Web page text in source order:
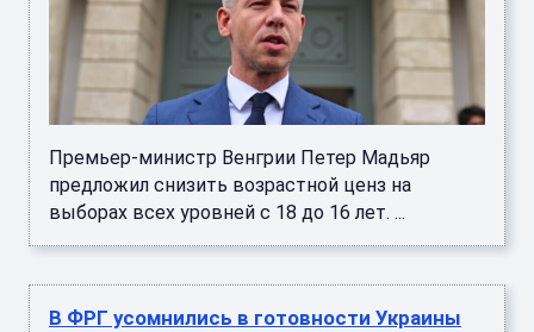
Премьер-министр Венгрии Петер Мадьяр
предложил снизить возрастной ценз на
выборах всех уровней с 18 до 16 лет. ...
В ФРГ усомнились в готовности Украины